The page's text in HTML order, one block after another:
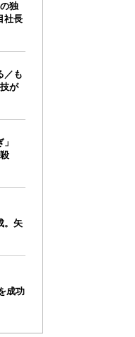
独
社長
／も
が
。矢
成功